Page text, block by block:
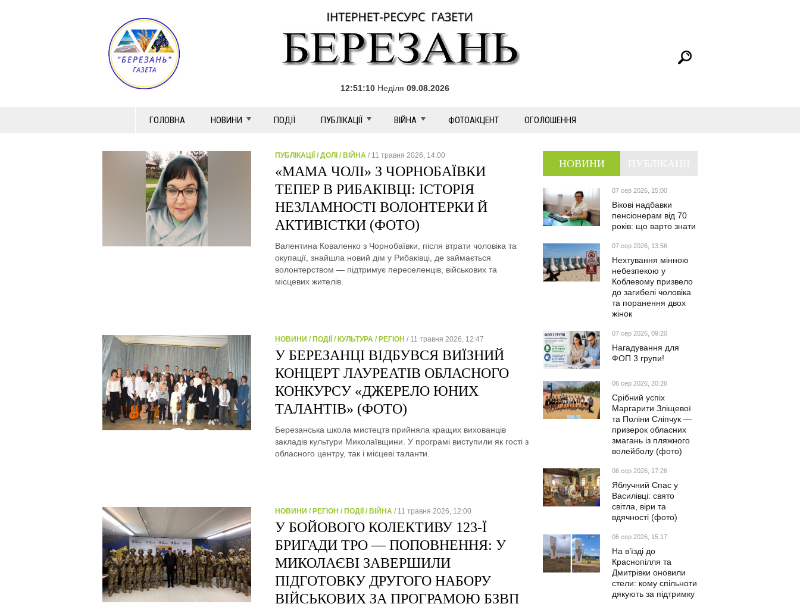
12:51:10 Неділя 09.08.2026
ГОЛОВНА НОВИНИ ПОДІЇ ПУБЛІКАЦІЇ ВІЙНА ФОТОАКЦЕНТ ОГОЛОШЕННЯ
ПУБЛІКАЦІЇ / ДОЛІ / ВІЙНА / 11 травня 2026, 14:00
«МАМА ЧОЛІ» З ЧОРНОБАЇВКИ
ТЕПЕР В РИБАКІВЦІ: ІСТОРІЯ
НЕЗЛАМНОСТІ ВОЛОНТЕРКИ Й
АКТИВІСТКИ (ФОТО)
Валентина Коваленко з Чорнобаївки, після втрати чоловіка та
окупації, знайшла новий дім у Рибаківці, де займається
волонтерством — підтримує переселенців, військових та
місцевих жителів.
НОВИНИ / ПОДІЇ / КУЛЬТУРА / РЕГІОН / 11 травня 2026, 12:47
У БЕРЕЗАНЦІ ВІДБУВСЯ ВИЇЗНИЙ
КОНЦЕРТ ЛАУРЕАТІВ ОБЛАСНОГО
КОНКУРСУ «ДЖЕРЕЛО ЮНИХ
ТАЛАНТІВ» (ФОТО)
Березанська школа мистецтв прийняла кращих вихованців
закладів культури Миколаївщини. У програмі виступили як гості з
обласного центру, так і місцеві таланти.
НОВИНИ / РЕГІОН / ПОДІЇ / ВІЙНА / 11 травня 2026, 12:00
У БОЙОВОГО КОЛЕКТИВУ 123-Ї
БРИГАДИ ТРО — ПОПОВНЕННЯ: У
МИКОЛАЄВІ ЗАВЕРШИЛИ
ПІДГОТОВКУ ДРУГОГО НАБОРУ
ВІЙСЬКОВИХ ЗА ПРОГРАМОЮ БЗВП
НОВИНИ
07 сер 2026, 15:00
Вікові надбавки
пенсіонерам від 70
років: що варто знати
07 сер 2026, 13:56
Нехтування мінною
небезпекою у
Коблевому призвело
до загибелі чоловіка
та поранення двох
жінок
07 сер 2026, 09:20
Нагадування для
ФОП 3 групи!
06 сер 2026, 20:26
Срібний успіх
Маргарити Зліщевої
та Поліни Сліпчук —
призерок обласних
змагань із пляжного
волейболу (фото)
06 сер 2026, 17:26
Яблучний Спас у
Василівці: свято
світла, віри та
вдячності (фото)
06 сер 2026, 15:17
На в’їзді до
Краснопілля та
Дмитрівки оновили
стели: кому спільноти
дякують за підтримку